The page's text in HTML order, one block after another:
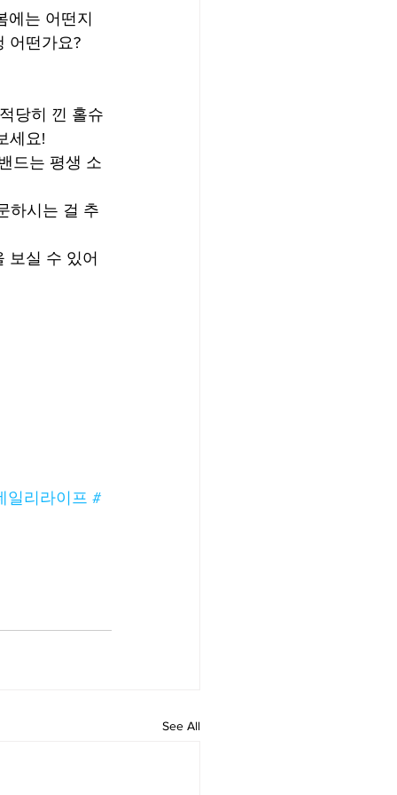
에는 어떤지
어떤가요?
당히 낀 홀슈
세요!
드는 평생 소
하시는 걸 추
보실 수 있어
일리라이프 #
See All